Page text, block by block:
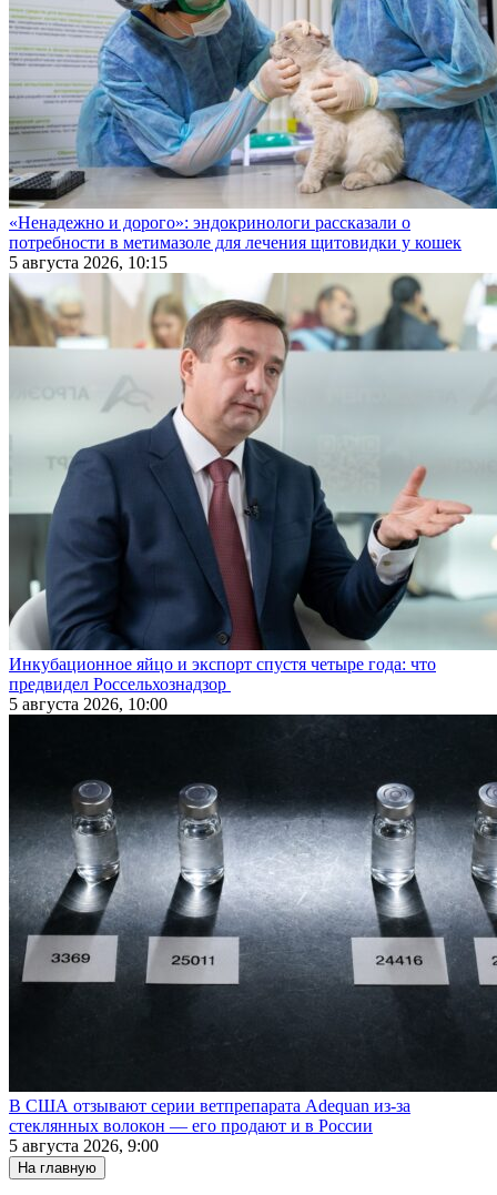
«Ненадежно и дорого»: эндокринологи рассказали о
потребности в метимазоле для лечения щитовидки у кошек
5 августа 2026, 10:15
Инкубационное яйцо и экспорт спустя четыре года: что
предвидел Россельхознадзор
5 августа 2026, 10:00
В США отзывают серии ветпрепарата Adequan из-за
стеклянных волокон — его продают и в России
5 августа 2026, 9:00
На главную